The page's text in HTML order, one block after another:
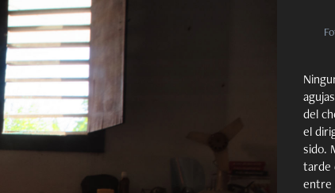
del
el
sido.
tarde
entre